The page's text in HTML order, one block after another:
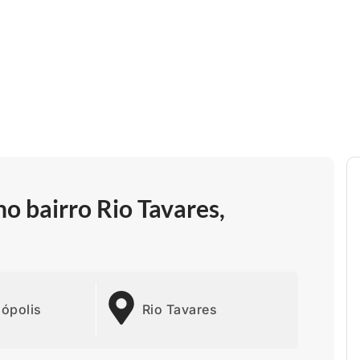
bairro Rio Tavares,
Rio Tavares